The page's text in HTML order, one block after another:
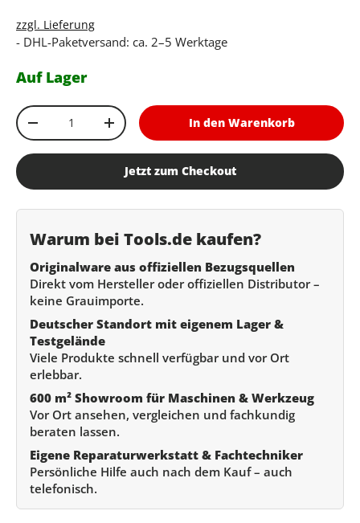
zzgl. Lieferung
- DHL-Paketversand: ca. 2–5 Werktage
Auf Lager
Anzahl
Menge verringernMenge erhöhenIn den Warenkorb
Jetzt zum Checkout
Warum bei Tools.de kaufen?
Originalware aus offiziellen Bezugsquellen
Direkt vom Hersteller oder offiziellen Distributor –
keine Grauimporte.
Deutscher Standort mit eigenem Lager &
Testgelände
Viele Produkte schnell verfügbar und vor Ort
erlebbar.
600 m² Showroom für Maschinen & Werkzeug
Vor Ort ansehen, vergleichen und fachkundig
beraten lassen.
Eigene Reparaturwerkstatt & Fachtechniker
Persönliche Hilfe auch nach dem Kauf – auch
telefonisch.